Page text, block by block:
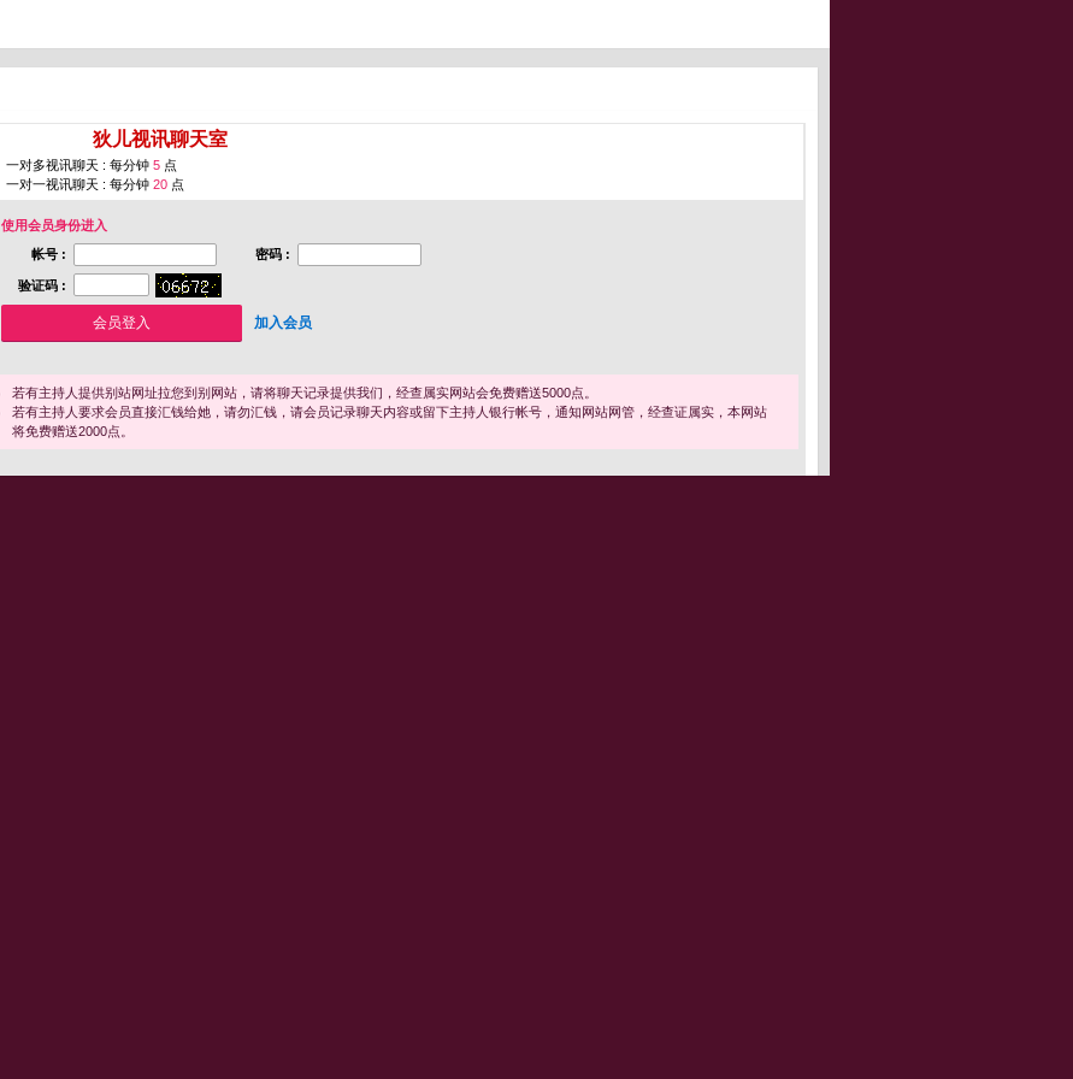
狄儿视讯聊天室
一对多视讯聊天 : 每分钟 5 点
一对一视讯聊天 : 每分钟 20 点
使用会员身份进入
帐号 :
密码 :
验证码 :
加入会员
若有主持人提供别站网址拉您到别网站，请将聊天记录提供我们，经查属实网站会免费赠送5000点。
若有主持人要求会员直接汇钱给她，请勿汇钱，请会员记录聊天内容或留下主持人银行帐号，通知网站网管，经查证属实，本网站
将免费赠送2000点。